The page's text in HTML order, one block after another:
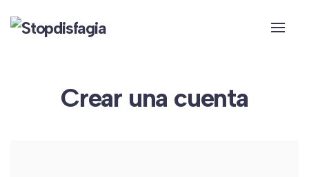
Skip to main content
Crear una cuenta